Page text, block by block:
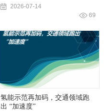
2026-07-14
69
氢能示范再加码，交通领域跑
出 “加速度”